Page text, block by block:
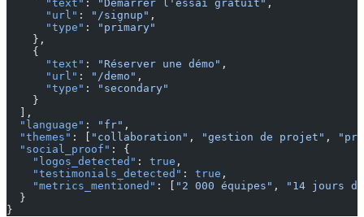
      "text"
: "Démarrer l'essai gratuit" ,
      "url"
: "/signup" ,
      "type"
:
"primary"
    },
    {
      "text"
: "Réserver une démo" ,
      "url"
: "/demo" ,
      "type"
:
"secondary"
    }
  ],
  "language"
: "fr" ,
  "themes"
: [ "collaboration" , "gestion de projet" ,
  "social_proof"
: {
    "logos_detected"
: true ,
    "testimonials_detected"
: true ,
    "metrics_mentioned"
: [ "2 000 équipes" ,
"14 jours
  }
}